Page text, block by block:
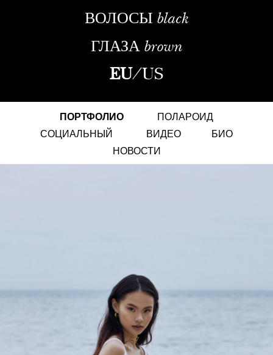
ВОЛОСЫ black
ГЛАЗА brown
EU/US
ПОРТФОЛИО
ПОЛАРОИД
СОЦИАЛЬНЫЙ
ВИДЕО
БИО
НОВОСТИ